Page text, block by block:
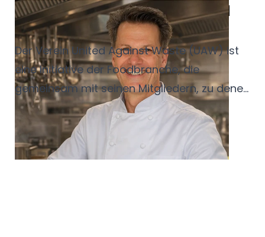
Vernetzung, Transparenz und
Innovation
Der Verein United Against Waste (UAW) ist
eine Initiative der Foodbranche, die
gemeinsam mit seinen Mitgliedern, zu denen
auch der Service-Bund gehört, praktische
Lösungen zur Reduzierung von
Lebensmittelabfällen zur Verfügung stellt.
Mit der Redaktion des Servisa Magazins